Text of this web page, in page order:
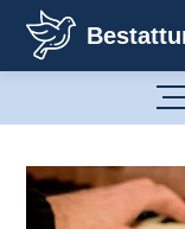
Inhalt
springen